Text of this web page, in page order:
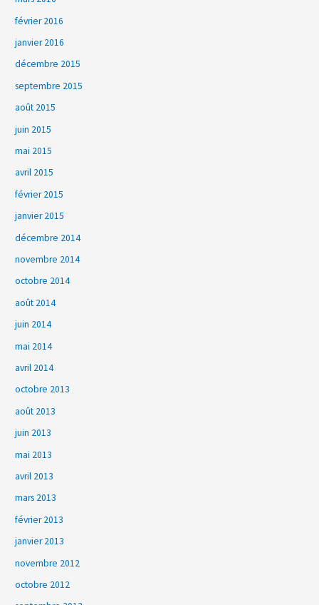
février 2016
janvier 2016
décembre 2015
septembre 2015
août 2015
juin 2015
mai 2015
avril 2015
février 2015
janvier 2015
décembre 2014
novembre 2014
octobre 2014
août 2014
juin 2014
mai 2014
avril 2014
octobre 2013
août 2013
juin 2013
mai 2013
avril 2013
mars 2013
février 2013
janvier 2013
novembre 2012
octobre 2012